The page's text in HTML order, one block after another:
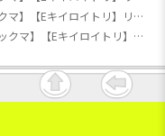
【リラックマ】【Eキイロイトリ】リラックマ モノクロリラックマ コーデュロイぬいぐるみ
【リラックマ】【Eキイロイトリ】リラックマ モノクロリラックマ コーデュロイぬいぐるみ